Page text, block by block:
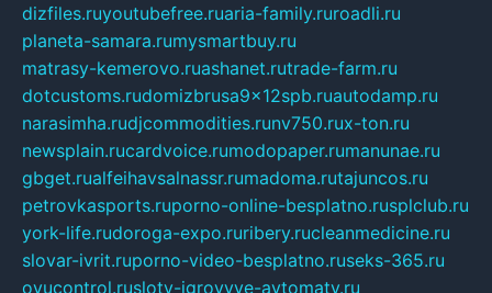
dizfiles.ruyoutubefree.ruaria-family.ruroadli.ru
planeta-samara.rumysmartbuy.ru
matrasy-kemerovo.ruashanet.rutrade-farm.ru
dotcustoms.rudomizbrusa9x12spb.ruautodamp.ru
narasimha.rudjcommodities.runv750.rux-ton.ru
newsplain.rucardvoice.rumodopaper.rumanunae.ru
gbget.rualfeihavsalnassr.rumadoma.rutajuncos.ru
petrovkasports.ruporno-online-besplatno.rusplclub.ru
york-life.rudoroga-expo.ruribery.rucleanmedicine.ru
slovar-ivrit.ruporno-video-besplatno.ruseks-365.ru
ovucontrol.rusloty-igrovyye-avtomaty.ru